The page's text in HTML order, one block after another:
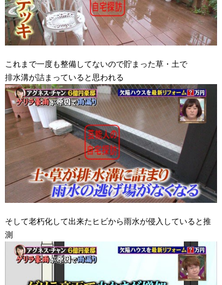
これまで一度も整備してないので貯まった草・土で
排水溝が詰まっていると思われる
そして老朽化して出来たヒビから雨水が侵入していると推
測